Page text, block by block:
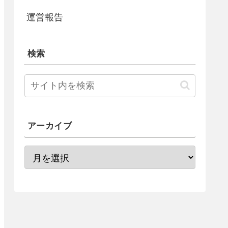
運営報告
検索
アーカイブ